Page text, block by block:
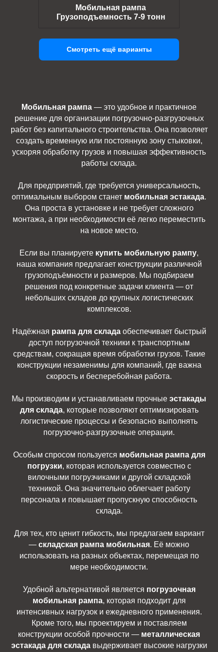
Мобильная рампа
Грузоподъемность 7-9 тонн
Смотреть ещё варианты
Мобильная рампа — это удобное и практичное
решение для организации погрузочно-разгрузочных
работ без капитального строительства. Она позволяет
создать временную или постоянную зону стыковки,
ускоряя обработку грузов и повышая эффективность
работы склада.
Для предприятий, где требуется универсальность,
оптимальным выбором станет мобильная эстакада.
Она проста в установке и не требует сложного
монтажа, а при необходимости её легко переместить
на новое место.
Если вы планируете купить мобильную рампу,
наша компания предлагает конструкции различной
грузоподъёмности и размеров. Мы подбираем
решения под конкретные задачи клиента — от
небольших складов до крупных логистических
комплексов.
Надёжная рампа для складаобеспечивает быстрый
доступ погрузочной техники к транспортным
средствам, сокращая время обработки грузов. Такие
конструкции незаменимы для компаний, где важна
скорость и бесперебойная работа.
Мы производим и устанавливаем прочные эстакады
для склада, которые позволяют оптимизировать
логистические процессы и безопасно выполнять
погрузочно-разгрузочные операции.
Особым спросом пользуется мобильная рампа для
погрузки, которая используется совместно с
вилочными погрузчиками и другой складской
техникой. Она значительно облегчает работу
персонала и повышает пропускную способность
склада.
Для тех, кто ценит гибкость, мы предлагаем вариант
— складская рампа мобильная. Её можно
использовать на разных объектах, перемещая по
мере необходимости.
Удобной альтернативой является погрузочная
мобильная рампа, которая подходит для
интенсивных нагрузок и ежедневного применения.
Кроме того, мы проектируем и поставляем
конструкции особой прочности — металлическая
эстакада для складавыдерживает высокие нагрузки